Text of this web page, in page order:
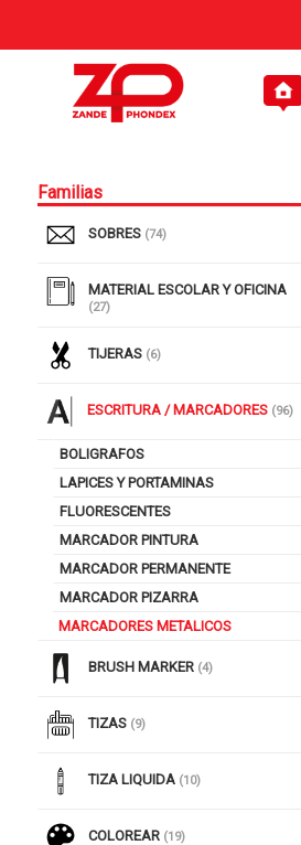
Familias
SOBRES (74)
MATERIAL ESCOLAR Y OFICINA
(27)
TIJERAS (6)
ESCRITURA / MARCADORES (96)
BOLIGRAFOS
LAPICES Y PORTAMINAS
FLUORESCENTES
MARCADOR PINTURA
MARCADOR PERMANENTE
MARCADOR PIZARRA
MARCADORES METALICOS
BRUSH MARKER (4)
TIZAS (9)
TIZA LIQUIDA (10)
COLOREAR (19)